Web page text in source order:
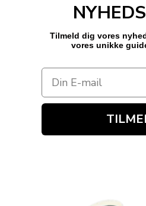
Tilmeld dig vores
vores unikke